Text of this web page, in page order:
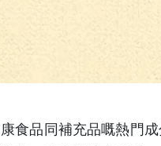
食品同補充品嘅熱門